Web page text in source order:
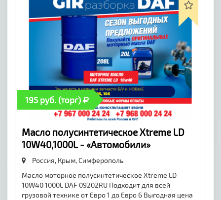
195 руб. (торг)
Масло полусинтетическое Xtreme LD
10W40,1000L - «Автомобили»
Россия, Крым,Симферополь
Масло моторное полусинтетическое Xtreme LD
10W40 1000L DAF 09202RU Подходит для всей
грузовой технике от Евро 1 до Евро 6 Выгодная цена